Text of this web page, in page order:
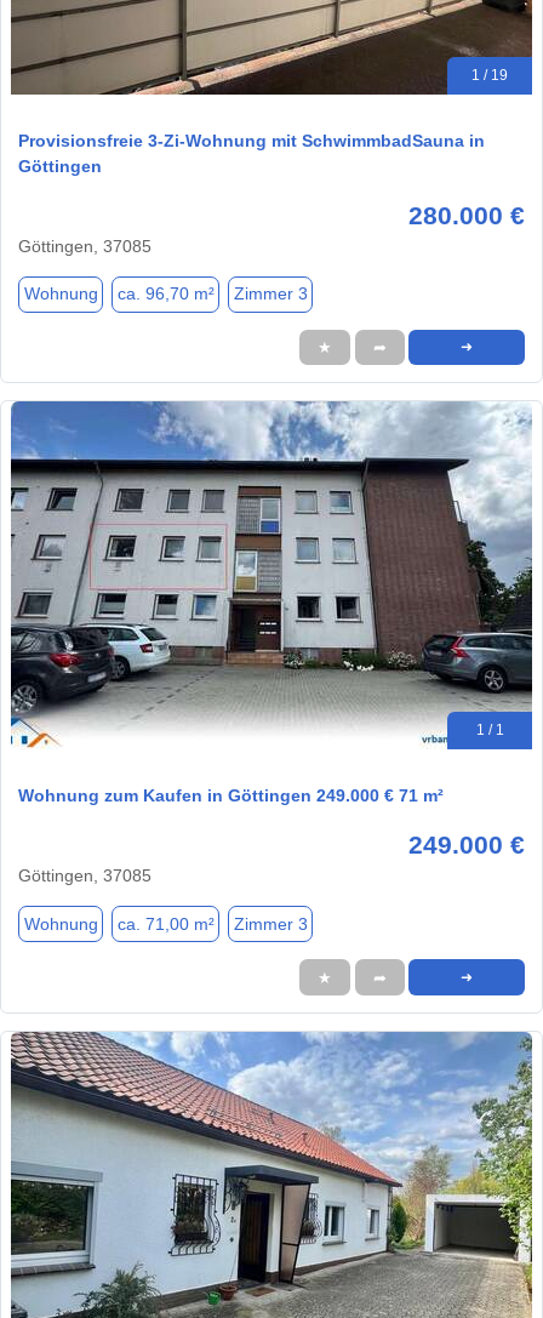
1 / 19
Provisionsfreie 3-Zi-Wohnung mit SchwimmbadSauna in
Göttingen
280.000 €
Göttingen, 37085
Wohnung ca. 96,70 m² Zimmer 3
★ ➦ ➜
1 / 1
Wohnung zum Kaufen in Göttingen 249.000 € 71 m²
249.000 €
Göttingen, 37085
Wohnung ca. 71,00 m² Zimmer 3
★ ➦ ➜